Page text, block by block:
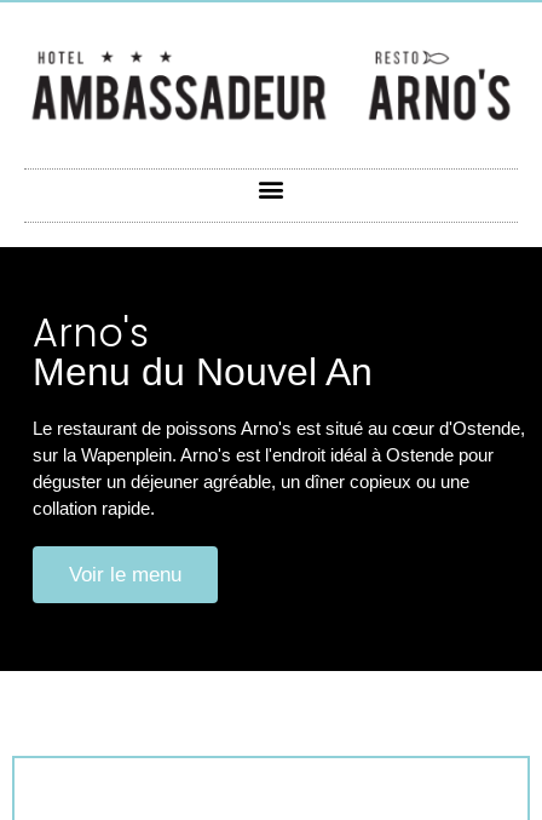
Arno's
Menu du Nouvel An
Le restaurant de poissons Arno's est situé au cœur d'Ostende,
sur la Wapenplein. Arno's est l'endroit idéal à Ostende pour
déguster un déjeuner agréable, un dîner copieux ou une
collation rapide.
Voir le menu